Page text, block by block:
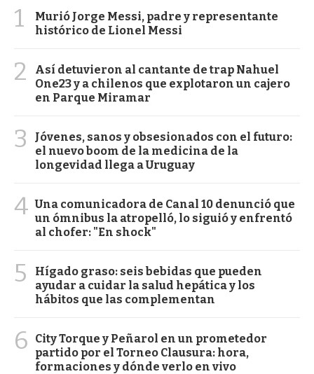
1
Murió Jorge Messi, padre y representante
histórico de Lionel Messi
2
Así detuvieron al cantante de trap Nahuel
One23 y a chilenos que explotaron un cajero
en Parque Miramar
3
Jóvenes, sanos y obsesionados con el futuro:
el nuevo boom de la medicina de la
longevidad llega a Uruguay
4 Una comunicadora de Canal 10 denunció que
un ómnibus la atropelló, lo siguió y enfrentó
al chofer: "En shock"
5
Hígado graso: seis bebidas que pueden
ayudar a cuidar la salud hepática y los
hábitos que las complementan
6
City Torque y Peñarol en un prometedor
partido por el Torneo Clausura: hora,
formaciones y dónde verlo en vivo